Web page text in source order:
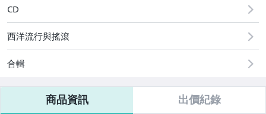
CD
西洋流行與搖滾
合輯
商品資訊 出價紀錄